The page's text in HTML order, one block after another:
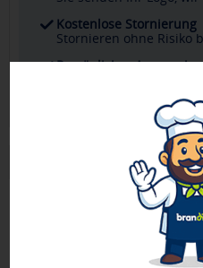
Kostenlose Stornierung
Stornieren ohne Risiko
Persönlicher
Produktbeschreibung
Das Geschenk-Set Arezzo
Wellness-Erlebnis in die
Bodylotion, Schaumbad, eine